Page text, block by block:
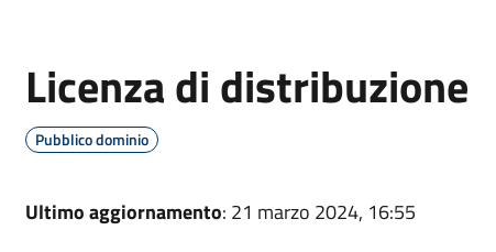
Licenza di distribuzione
Pubblico dominio
Ultimo aggiornamento: 21 marzo 2024, 16:55